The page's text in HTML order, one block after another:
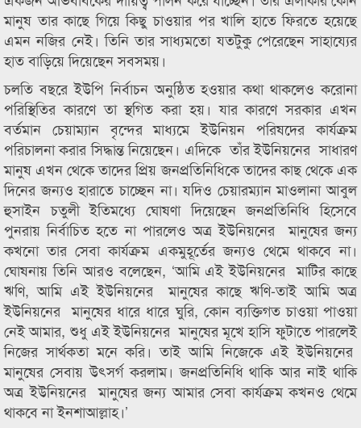
মানুষ তার কাছে গিয়ে কিছু চাওয়ার পর খালি হাতে ফিরতে হয়েছে
এমন নজির নেই। তিনি তার সাধ্যমতো যতটুকু পেরেছেন সাহায্যের
হাত বাড়িয়ে দিয়েছেন সবসময়।
চলতি বছরে ইউপি নির্বাচন অনুষ্ঠিত হওয়ার কথা থাকলেও করোনা
পরিস্থিতির কারণে তা স্থগিত করা হয়। যার কারণে সরকার এখন
বর্তমান চেয়াম্যান বৃন্দের মাধ্যমে ইউনিয়ন পরিষদের কার্যক্রম
পরিচালনা করার সিদ্ধান্ত নিয়েছেন। এদিকে তাঁর ইউনিয়নের সাধারণ
মানুষ এখন থেকে তাদের প্রিয় জনপ্রতিনিধিকে তাদের কাছ থেকে এক
দিনের জন্যও হারাতে চাচ্ছেন না। যদিও চেয়ারম্যান মাওলানা আবুল
হুসাইন চতুলী ইতিমধ্যে ঘোষণা দিয়েছেন জনপ্রতিনিধি হিসেবে
পুনরায় নির্বাচিত হতে না পারলেও অত্র ইউনিয়নের মানুষের জন্য
কখনো তার সেবা কার্যক্রম একমুহূর্তের জন্যও থেমে থাকবে না।
ঘোষনায় তিনি আরও বলেছেন, ‘আমি এই ইউনিয়নের মাটির কাছে
ঋণি, আমি এই ইউনিয়নের মানুষের কাছে ঋণি-তাই আমি অত্র
ইউনিয়নের মানুষের ধারে ধারে ঘুরি, কোন ব্যক্তিগত চাওয়া পাওয়া
নেই আমার, শুধু এই ইউনিয়নের মানুষের মূখে হাসি ফুটাতে পারলেই
নিজের সার্থকতা মনে করি। তাই আমি নিজেকে এই ইউনিয়নের
মানুষের সেবায় উৎসর্গ করলাম। জনপ্রতিনিধি থাকি আর নাই থাকি
অত্র ইউনিয়নের মানুষের জন্য আমার সেবা কার্যক্রম কখনও থেমে
থাকবে না ইনশাআল্লাহ।’